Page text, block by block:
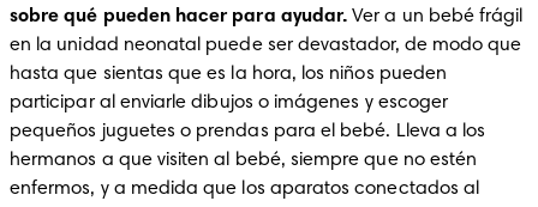
sobre qué pueden hacer para ayudar. Ver a un bebé frágil
en la unidad neonatal puede ser devastador, de modo que
hasta que sientas que es la hora, los niños pueden
participar al enviarle dibujos o imágenes y escoger
pequeños juguetes o prendas para el bebé. Lleva a los
hermanos a que visiten al bebé, siempre que no estén
enfermos, y a medida que los aparatos conectados al